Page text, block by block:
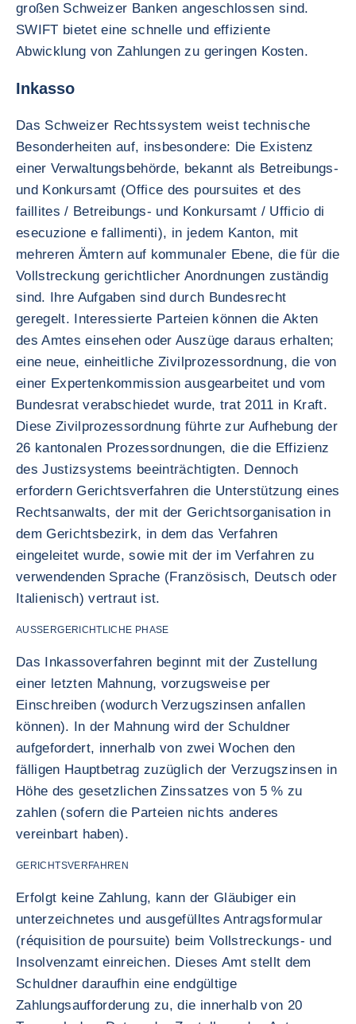
großen Schweizer Banken angeschlossen sind.
SWIFT bietet eine schnelle und effiziente
Abwicklung von Zahlungen zu geringen Kosten.
Inkasso
Das Schweizer Rechtssystem weist technische
Besonderheiten auf, insbesondere: Die Existenz
einer Verwaltungsbehörde, bekannt als Betreibungs-
und Konkursamt (Office des poursuites et des
faillites / Betreibungs- und Konkursamt / Ufficio di
esecuzione e fallimenti), in jedem Kanton, mit
mehreren Ämtern auf kommunaler Ebene, die für die
Vollstreckung gerichtlicher Anordnungen zuständig
sind. Ihre Aufgaben sind durch Bundesrecht
geregelt. Interessierte Parteien können die Akten
des Amtes einsehen oder Auszüge daraus erhalten;
eine neue, einheitliche Zivilprozessordnung, die von
einer Expertenkommission ausgearbeitet und vom
Bundesrat verabschiedet wurde, trat 2011 in Kraft.
Diese Zivilprozessordnung führte zur Aufhebung der
26 kantonalen Prozessordnungen, die die Effizienz
des Justizsystems beeinträchtigten. Dennoch
erfordern Gerichtsverfahren die Unterstützung eines
Rechtsanwalts, der mit der Gerichtsorganisation in
dem Gerichtsbezirk, in dem das Verfahren
eingeleitet wurde, sowie mit der im Verfahren zu
verwendenden Sprache (Französisch, Deutsch oder
Italienisch) vertraut ist.
AUSSERGERICHTLICHE PHASE
Das Inkassoverfahren beginnt mit der Zustellung
einer letzten Mahnung, vorzugsweise per
Einschreiben (wodurch Verzugszinsen anfallen
können). In der Mahnung wird der Schuldner
aufgefordert, innerhalb von zwei Wochen den
fälligen Hauptbetrag zuzüglich der Verzugszinsen in
Höhe des gesetzlichen Zinssatzes von 5 % zu
zahlen (sofern die Parteien nichts anderes
vereinbart haben).
GERICHTSVERFAHREN
Erfolgt keine Zahlung, kann der Gläubiger ein
unterzeichnetes und ausgefülltes Antragsformular
(réquisition de poursuite) beim Vollstreckungs- und
Insolvenzamt einreichen. Dieses Amt stellt dem
Schuldner daraufhin eine endgültige
Zahlungsaufforderung zu, die innerhalb von 20